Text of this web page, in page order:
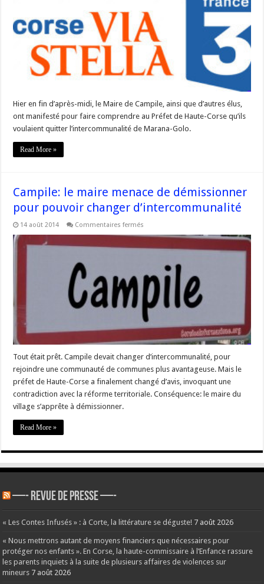
pour
sortir
de
l’intercommunalité
de
Marana-
Golo
Hier en fin d’après-midi, le Maire de Campile, ainsi que d’autres élus,
ont manifesté pour faire comprendre au Préfet de Haute-Corse qu’ils
voulaient quitter l’intercommunalité de Marana-Golo.
Read More »
Campile: le maire menace de démissionner
pour pouvoir changer d’intercommunalité
14 août 2014 Commentaires fermés
maire
démissionner
pour
pouvoir
changer
d’intercommunalité
Tout était prêt. Campile devait changer d’intercommunalité, pour
rejoindre une communauté de communes plus avantageuse. Mais le
préfet de Haute-Corse a finalement changé d’avis, invoquant une
contradiction avec la réforme territoriale. Conséquence: le maire du
village s’apprête à démissionner.
Read More »
—- REVUE DE PRESSE —-
« Les Contes Infusés » : à Corte, la littérature se déguste! 7 août 2026
« Nous mettrons autant de moyens financiers que nécessaires pour
protéger nos enfants ». En Corse, la haute-commissaire à l’Enfance rassure
les parents inquiets à la suite de plusieurs affaires de violences sur
mineurs 7 août 2026